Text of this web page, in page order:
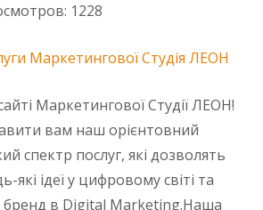
1228
Маркетингової Студії ЛЕОН!
вам наш орієнтовний
спектр послуг, які дозволять
які ідеї у цифровому світі та
в Digital Marketing.Наша